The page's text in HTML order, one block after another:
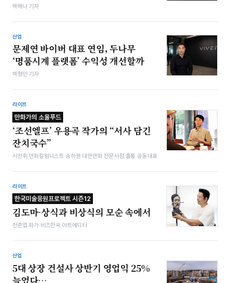
박해나 기자
산업
문제연 바이버 대표 연임, 두나무
‘명품시계 플랫폼’ 수익성 개선할까
박형민 기자
라이프
만화가의 소울푸드
‘조선엘프’ 우용곡 작가의 “서사 담긴
잔치국수”
서찬휘 만화칼럼니스트·송하원 대안만화 전문서점 홈통 공동대표
라이프
한국미술응원프로젝트 시즌12
김도마-상식과 비상식의 모순 속에서
전준엽 화가·비즈한국 아트에디터
산업
5대 상장 건설사 상반기 영업익 25%
늘었다…